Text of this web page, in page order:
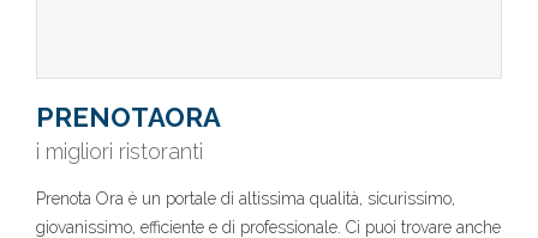
PRENOTAORA
i migliori ristoranti
Prenota Ora è un portale di altissima qualità, sicurissimo,
giovanissimo, efficiente e di professionale. Ci puoi trovare anche